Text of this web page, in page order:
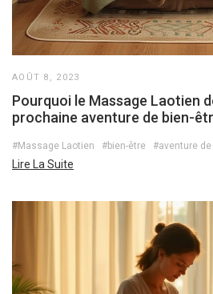
AOÛT 8, 2023
Pourquoi le Massage Laotien
prochaine aventure de bien-
#Massage Laotien #bien-être #aventure
Lire La Suite